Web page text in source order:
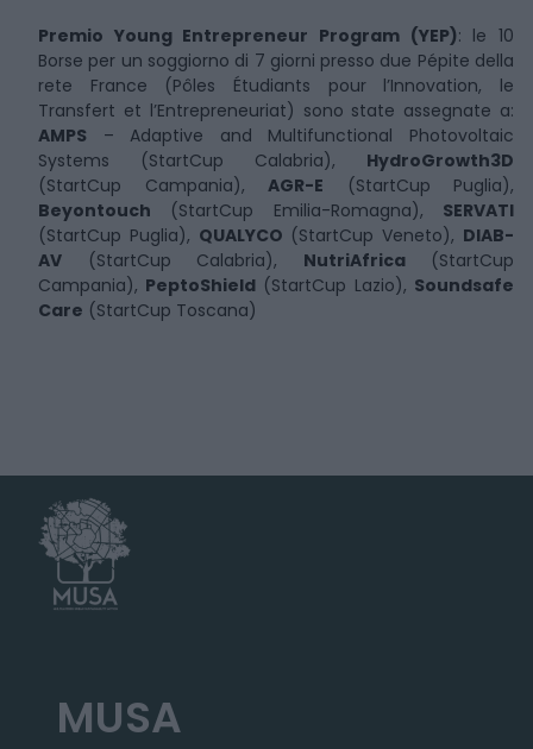
Premio Young Entrepreneur Program (YEP): le 10
Borse per un soggiorno di 7 giorni presso due Pépite della
rete France (Pôles Étudiants pour l’Innovation, le
Transfert et l’Entrepreneuriat) sono state assegnate a:
AMPS – Adaptive and Multifunctional Photovoltaic
Systems (StartCup Calabria), HydroGrowth3D
(StartCup Campania), AGR-E (StartCup Puglia),
Beyontouch (StartCup Emilia-Romagna), SERVATI
(StartCup Puglia), QUALYCO (StartCup Veneto), DIAB-
AV (StartCup Calabria), NutriAfrica(StartCup
Campania), PeptoShield(StartCup Lazio), Soundsafe
Care (StartCup Toscana)
MUSA